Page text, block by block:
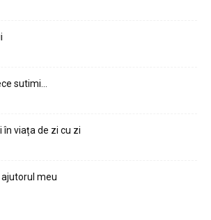
sutimi…
în viața de zi cu zi
ajutorul meu